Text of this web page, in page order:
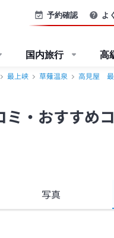
予約確認 よ
国内旅行 高
最上峡 草薙温泉 高見屋
・おすすめ
写真